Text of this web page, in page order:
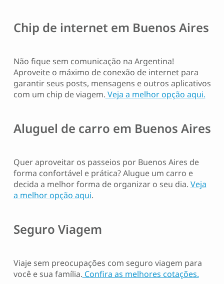
Chip de internet em Buenos Aires
Não fique sem comunicação na Argentina!
Aproveite o máximo de conexão de internet para
garantir seus posts, mensagens e outros aplicativos
com um chip de viagem. Veja a melhor opção aqui.
Aluguel de carro em Buenos Aires
Quer aproveitar os passeios por Buenos Aires de
forma confortável e prática? Alugue um carro e
decida a melhor forma de organizar o seu dia. Veja
a melhor opção aqui.
Seguro Viagem
Viaje sem preocupações com seguro viagem para
você e sua família. Confira as melhores cotações.